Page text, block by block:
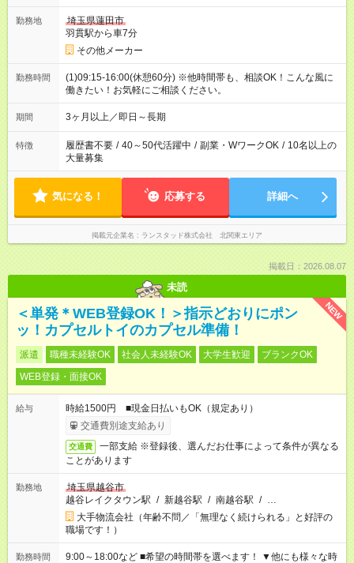
勤務地
埼玉県蓮田市
羽貫駅から車7分
その他メーカー
勤務時間
(1)09:15-16:00(休憩60分) ※他時間帯も、相談OK！こんな風に
働きたい！お気軽にご相談ください。
期間 3ヶ月以上／即日～長期
特徴 履歴書不要 / 40～50代活躍中 / 副業・WワークOK / 10名以上の
大量募集
気になる！ 応募する 詳細へ
掲載元企業名 ランスタッド株式会社 北関東エリア
掲載日：2026.08.07
未読
NEW
＜単発＊WEB登録OK！＞指示どおりにポン
ッ！カプセルトイのカプセル準備！
派遣 職種未経験OK 社会人未経験OK 大学生歓迎
ブランクOK
WEB登録・面接OK
給与
時給1500円 ■現金日払いもOK（規定あり）
交通費別途支給あり
交通費
一部支給 ※登録後、選んだお仕事によって条件が異なる
ことがあります
勤務地
埼玉県越谷市
越谷レイクタウン駅 / 新越谷駅 / 南越谷駅 / …
大手物流会社（年齢不問／「無理なく続けられる」と好評の
職場です！）
勤務時間
9:00～18:00など ■希望の時間帯を選べます！ ▼他にも様々な時